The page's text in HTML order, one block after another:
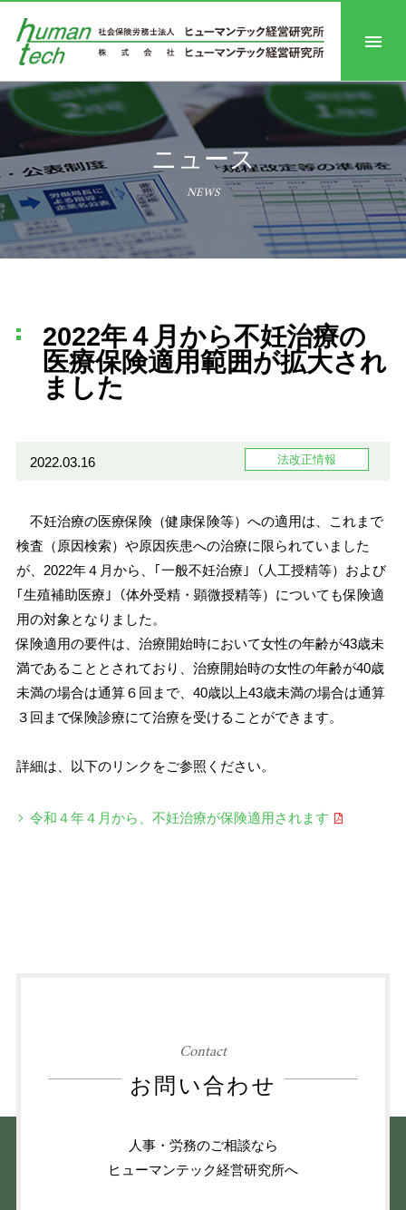
ニュース
NEWS
2022年４月から不妊治療の
医療保険適用範囲が拡大され
ました
2022.03.16 法改正情報
不妊治療の医療保険（健康保険等）への適用は、これまで
検査（原因検索）や原因疾患への治療に限られていました
が、2022年４月から、｢一般不妊治療｣（人工授精等）および
｢生殖補助医療｣（体外受精・顕微授精等）についても保険適
用の対象となりました。
保険適用の要件は、治療開始時において女性の年齢が43歳未
満であることとされており、治療開始時の女性の年齢が40歳
未満の場合は通算６回まで、40歳以上43歳未満の場合は通算
３回まで保険診療にて治療を受けることができます。
詳細は、以下のリンクをご参照ください。
令和４年４月から、不妊治療が保険適用されます
Contact
お問い合わせ
人事・労務のご相談なら
ヒューマンテック経営研究所へ